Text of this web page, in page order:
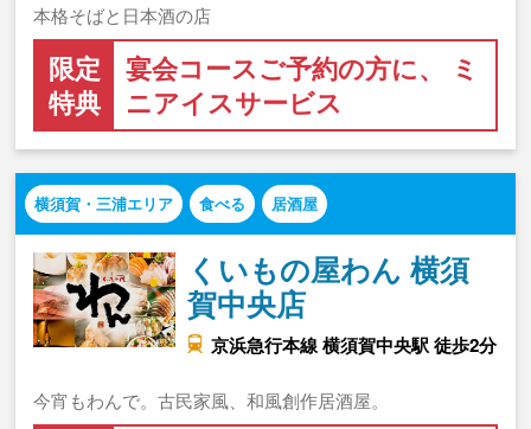
本格そばと日本酒の店
限定
特典
宴会コースご予約の方に、 ミ
ニアイスサービス
横須賀・三浦エリア 食べる 居酒屋
くいもの屋わん 横須
賀中央店
京浜急行本線 横須賀中央駅 徒歩2分
今宵もわんで。古民家風、和風創作居酒屋。